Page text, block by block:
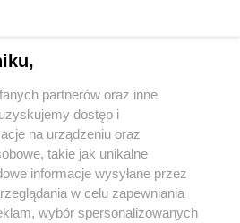
partnerów oraz inne
dostęp i
na urządzeniu oraz
takie jak unikalne
informacje wysyłane przez
w celu zapewniania
wybór spersonalizowanych